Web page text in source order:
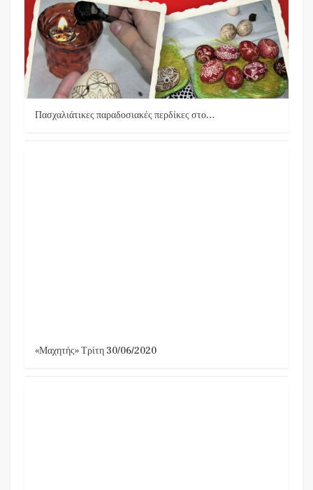
Πασχαλιάτικες παραδοσιακές περδίκες στο…
«Μαχητής» Τρίτη 30/06/2020